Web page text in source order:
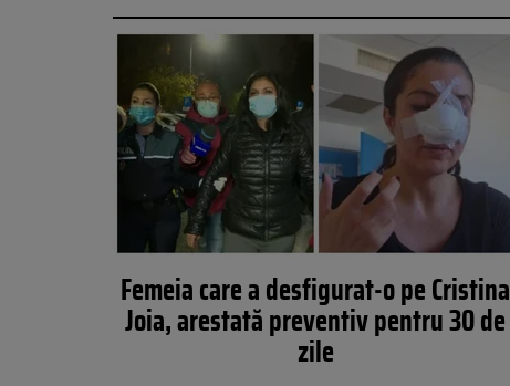
Femeia care a desfigurat-o pe Cristina
Joia, arestată preventiv pentru 30 de
zile